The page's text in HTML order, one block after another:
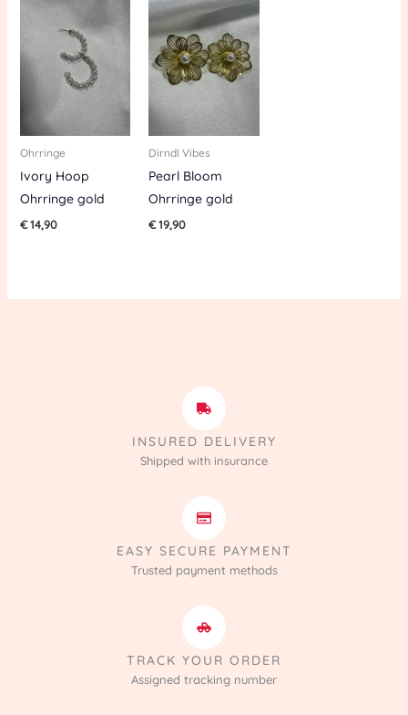
Ohrringe
Ivory Hoop
Ohrringe gold
€14,90
Dirndl Vibes
Pearl Bloom
Ohrringe gold
€19,90
INSURED DELIVERY
Shipped with insurance
EASY SECURE PAYMENT
Trusted payment methods
TRACK YOUR ORDER
Assigned tracking number